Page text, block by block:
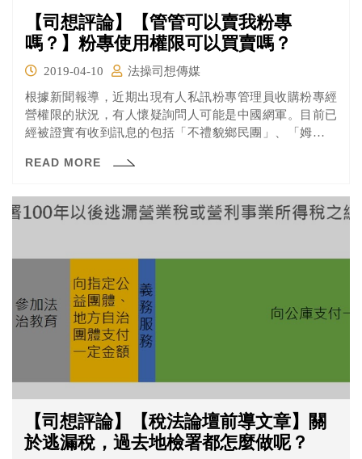
【司想評論】【管管可以賣我粉專
嗎？】粉專使用權限可以買賣嗎？
2019-04-10
法操司想傳媒
根據新聞報導，近期出現有人私訊粉專管理員收購粉專經
營權限的狀況，有人懷疑詢問人可能是中國網軍。目前已
經被證實有收到訊息的包括「不禮貌鄉民團」、「姆士捲
格收購。 「帳號」在法律上是什麼？ 相信有在玩遊戲的讀
好的角色，節省刷首抽的時間。但在買賣帳號的同時不知
道大家有沒有想過，「帳號」到底在法律上是什麼呢？ 要
READ MORE
【司想評論】【稅法論壇前導文章】關
於逃漏稅，過去地檢署都怎麼做呢？